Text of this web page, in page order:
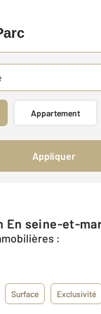
Appartement
Appliquer
En seine-et-
:
Surface Exclusivité